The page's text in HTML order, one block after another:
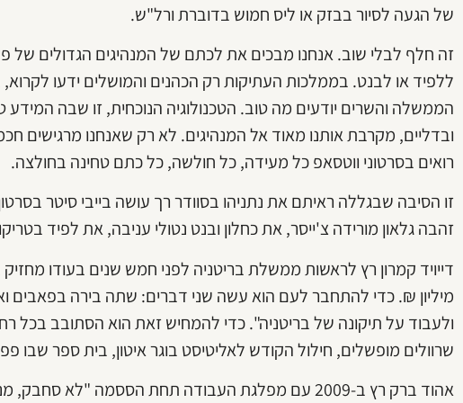
של הגעה לסיור בבזק או ליס חמוש בדוברת ורל"ש.
זה חלף לבלי שוב. אנחנו מבכים את לכתם של המנהיגים הגדולים של
ללפיד או לבנט. בממלכות העתיקות רק הכהנים והמושלים ידעו
הממשלה והשרים יודעים מה טוב. הטכנולוגיה הנוכחית, זו שבה המידע
ובדליים, מקרבת אותנו מאוד אל המנהיגים. לא רק שאנחנו מרגישים
רואים בסרטוני ווטסאפ כל מעידה, כל חולשה, כל כתם טחינה בחולצה.
זו הסיבה שבגללה ראיתם את נתניהו בסוודר רך עושה בייבי סיטר
זהבה גלאון מורידה צ'ייסר, את כחלון ובנט נטולי עניבה, את לפיד
דייויד קמרון רץ לראשות ממשלת בריטניה לפני חמש שנים בעודו
מיליון ₪. כדי להתחבר לעם הוא עשה שני דברים: שתה בירה בפאבים
ולעבוד על תיקונה של בריטניה". כדי להמחיש זאת הוא הסתובב בכל
שרוולים מופשלים, חילול הקודש לאליטיסט בוגר איטון, בית ספר שבו
אהוד ברק רץ ב-2009 עם מפלגת העבודה תחת הססמה "לא